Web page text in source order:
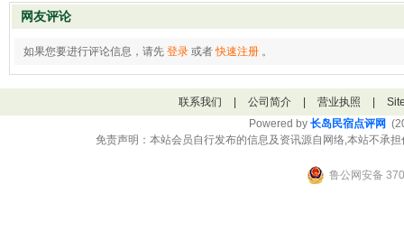
网友评论
如果您要进行评论信息，请先 登录 或者快速注册 。
联系我们 公司简介 营业执照
Powered by 长岛民宿点评网
免责声明：本站会员自行发布的信息及资讯源自网络,本站不承
鲁公网安备